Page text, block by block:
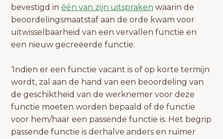
bevestigd inéén van zijn uitspraken waarin de
beoordelingsmaatstaf aan de orde kwam voor
uitwisselbaarheid van een vervallen functie en
een nieuw gecreëerde functie.
‘Indien er een functie vacant is of op korte termijn
wordt, zal aan de hand van een beoordeling van
de geschiktheid van de werknemer voor deze
functie moeten worden bepaald of de functie
voor hem/haar een passende functie is. Het begrip
passende functie is derhalve anders en ruimer